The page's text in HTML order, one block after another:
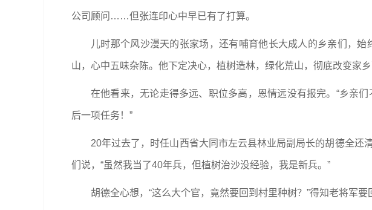
公司顾问……但张连印心中早已有了打算。
儿时那个风沙漫天的张家场，还有哺育他长大成人的乡亲们，
山，心中五味杂陈。他下定决心，植树造林，绿化荒山，彻底改变家乡
在他看来，无论走得多远、职位多高，恩情远没有报完。“乡亲
后一项任务！”
20年过去了，时任山西省大同市左云县林业局副局长的胡德全还
们说，“虽然我当了40年兵，但植树治沙没经验，我是新兵。”
胡德全心想，“这么大个官，竟然要回到村里种树？”得知老将军